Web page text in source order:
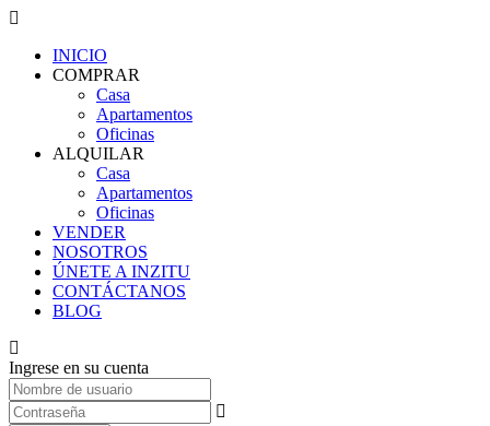
INICIO
COMPRAR
Casa
Apartamentos
Oficinas
ALQUILAR
Casa
Apartamentos
Oficinas
VENDER
NOSOTROS
ÚNETE A INZITU
CONTÁCTANOS
BLOG
Ingrese en su cuenta